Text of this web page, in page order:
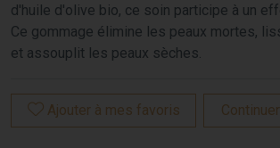
d'huile d'olive bio, ce soin participe à un
Ce gommage élimine les peaux mortes,
et assouplit les peaux sèches.
Ajouter à mes favoris